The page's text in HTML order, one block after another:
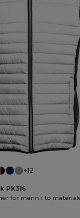
+12
PK316
for menn i to